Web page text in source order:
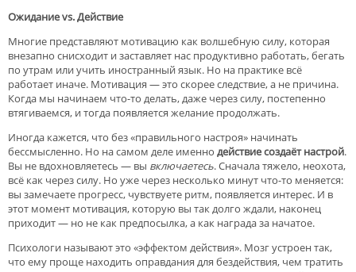
Ожидание vs. Действие
Многие представляют мотивацию как волшебную силу, которая
внезапно снисходит и заставляет нас продуктивно работать, бегать
по утрам или учить иностранный язык. Но на практике всё
работает иначе. Мотивация — это скорее следствие, а не причина.
Когда мы начинаем что-то делать, даже через силу, постепенно
втягиваемся, и тогда появляется желание продолжать.
Иногда кажется, что без «правильного настроя» начинать
бессмысленно. Но на самом деле именно действие создаёт настрой.
Вы не вдохновляетесь — вы включаетесь. Сначала тяжело, неохота,
всё как через силу. Но уже через несколько минут что-то меняется:
вы замечаете прогресс, чувствуете ритм, появляется интерес. И в
этот момент мотивация, которую вы так долго ждали, наконец
приходит — но не как предпосылка, а как награда за начатое.
Психологи называют это «эффектом действия». Мозг устроен так,
что ему проще находить оправдания для бездействия, чем тратить